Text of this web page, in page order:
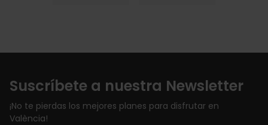
Suscríbete a nuestra Newsletter
¡No te pierdas los mejores planes para disfrutar en
València!